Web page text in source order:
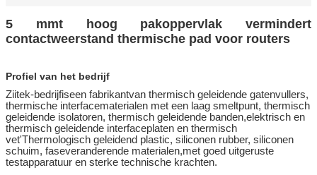
5 mmt hoog pakoppervlak vermindert
contactweerstand thermische pad voor routers
Profiel van het bedrijf
Ziitek-bedrijfiseen fabrikantvan thermisch geleidende gatenvullers,
thermische interfacematerialen met een laag smeltpunt, thermisch
geleidende isolatoren, thermisch geleidende banden,elektrisch en
thermisch geleidende interfaceplaten en thermisch
vet'Thermologisch geleidend plastic, siliconen rubber, siliconen
schuim, faseveranderende materialen,met goed uitgeruste
testapparatuur en sterke technische krachten.